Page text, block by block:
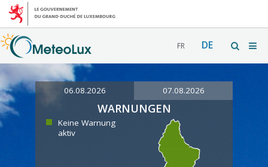
FR DE
06.08.2026 07.08.2026
WARNUNGEN
Keine Warnung
aktiv